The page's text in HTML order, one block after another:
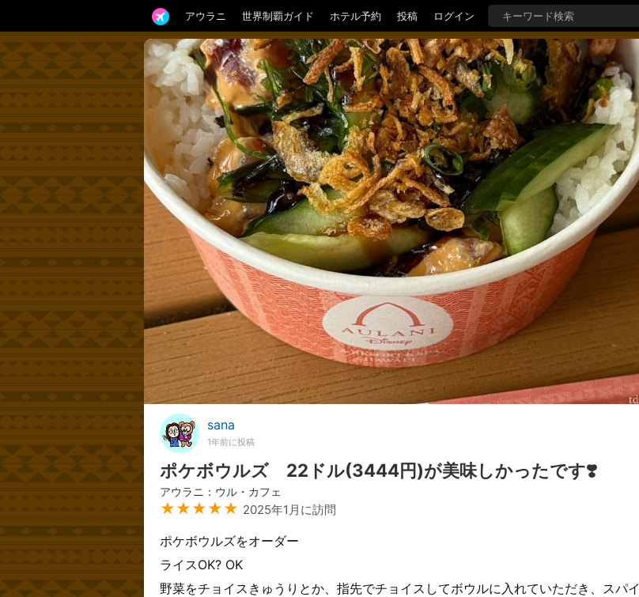
アウラニ 世界制覇ガイド ホテル予約 投稿 ログイン
sana
1年前に投稿
ポケボウルズ 22ドル(3444円)が美味しかったです❣️
アウラニ：ウル・カフェ
★★★★★ 2025年1月に訪問
ポケボウルズをオーダー
ライスOK? OK
野菜をチョイスきゅうりとか、指先でチョイスしてボウルに入れていただき、スパイ